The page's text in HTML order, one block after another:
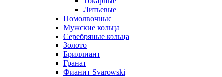
Литьевые
Помолвочные
Мужские кольца
Серебряные кольца
Золото
Бриллиант
Гранат
Фианит Svarowski